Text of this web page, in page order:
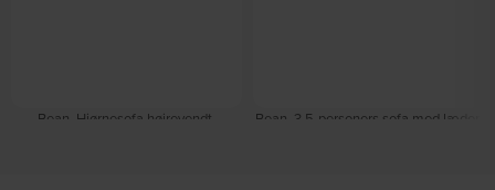
Bean, Hjørnesofa højrevendt,
Bean, 3,5-personers sofa med læder,